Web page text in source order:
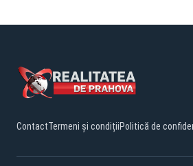
ContactTermeni și condițiiPolitică de